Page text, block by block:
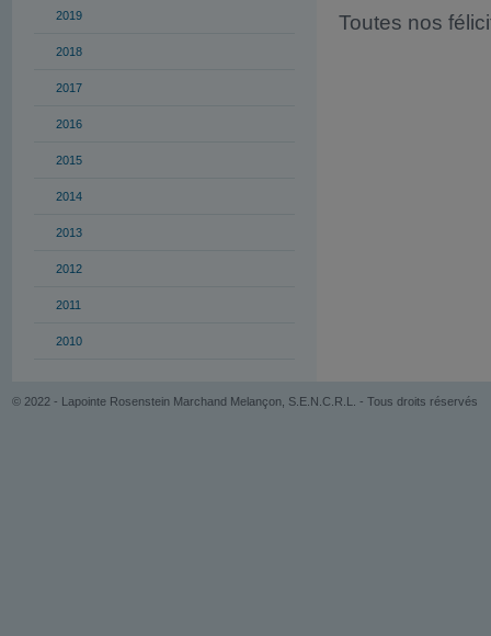
2019
2018
2017
2016
2015
2014
2013
2012
2011
2010
Toutes nos
© 2022 - Lapointe Rosenstein Marchand Melançon, S.E.N.C.R.L. - Tous droits réservés